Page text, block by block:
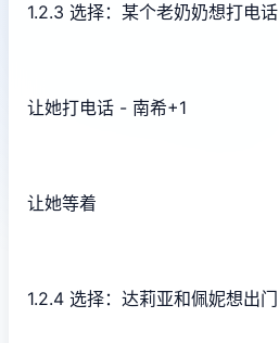
1.2.3 选择：某个老奶奶想打电话
让她打电话 - 南希+1
让她等着
1.2.4 选择：达莉亚和佩妮想出门